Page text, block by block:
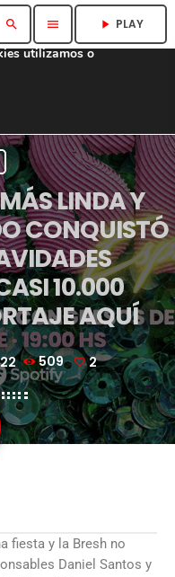
search menu play_arrow PLAY
LINDA Y
CONQUISTÓ
10.000
AQUÍ
509 2
fiesta y la Bresh no
Daniel Santos y
experiencia en
utilizamos o